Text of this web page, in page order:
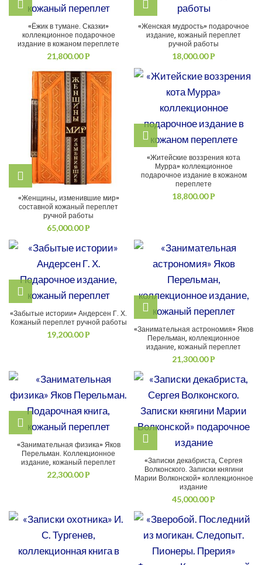
«Ёжик в тумане. Сказки»
коллекционное подарочное
издание в кожаном переплете
21,800.00Р
«Женская мудрость» подарочное
издание, кожаный переплет
ручной работы
18,000.00Р
«Женщины, изменившие мир»
составной кожаный переплет
ручной работы
65,000.00Р
«Житейские воззрения кота
Мурра» коллекционное
подарочное издание в кожаном
переплете
18,800.00Р
«Забытые истории» Андерсен Г. Х.
Кожаный переплет ручной работы
19,200.00Р
«Занимательная астрономия» Яков
Перельман, коллекционное
издание, кожаный переплет
21,300.00Р
«Занимательная физика» Яков
Перельман. Коллекционное
издание, кожаный переплет
22,300.00Р
«Записки декабриста, Сергея
Волконского. Записки княгини
Марии Волконской» коллекционное
издание
45,000.00Р